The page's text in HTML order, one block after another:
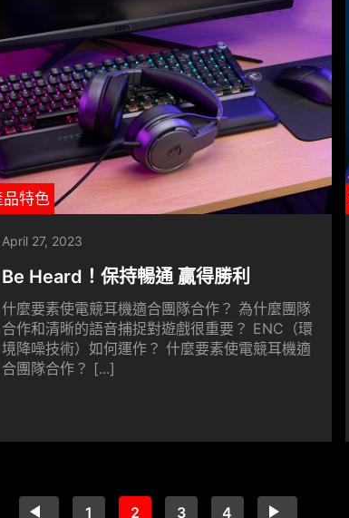
品特色
April 27, 2023
Be Heard！保持暢通 贏得勝利
什麼要素使電競耳機適合團隊合作？ 為什麼團隊
合作和清晰的語音捕捉對遊戲很重要？ ENC（環
境降噪技術）如何運作？ 什麼要素使電競耳機適
合團隊合作？ [...]
1 2 3 4